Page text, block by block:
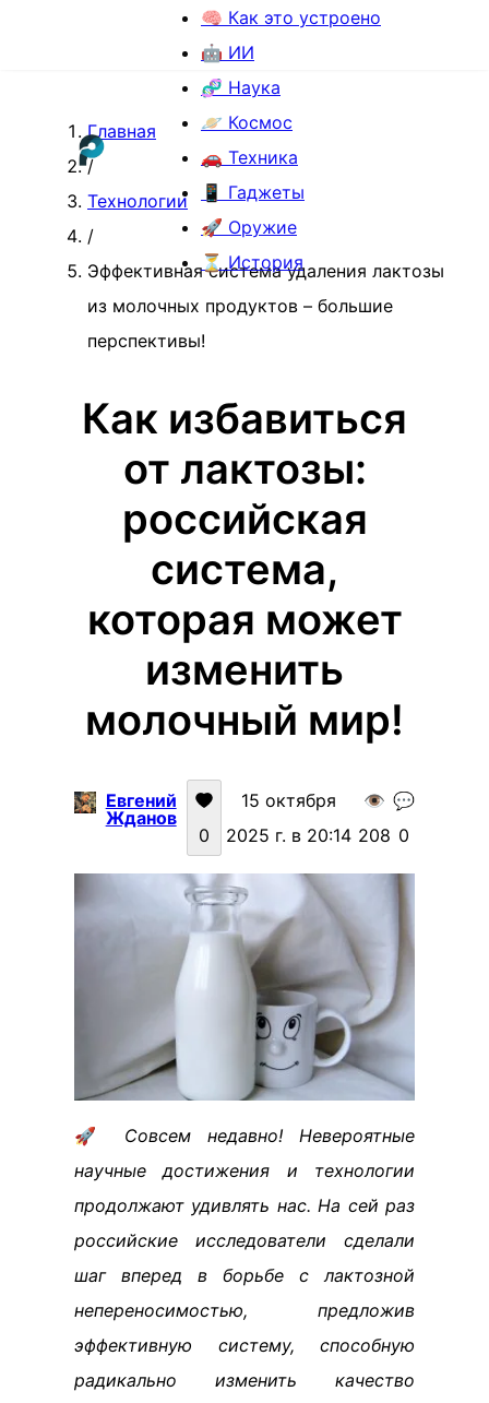
🧠 Как это устроено
🤖 ИИ
🧬 Наука
🪐 Космос
🚗 Техника
📱 Гаджеты
🚀 Оружие
⏳ История
Главная
/
Технологии
/
Эффективная система удаления лактозы
из молочных продуктов – большие
перспективы!
Как избавиться
от лактозы:
российская
система,
которая может
изменить
молочный мир!
Евгений
Жданов
0
15 октября
2025 г. в 20:14
👁️
208
💬
0
🚀 Совсем недавно! Невероятные
научные достижения и технологии
продолжают удивлять нас. На сей раз
российские исследователи сделали
шаг вперед в борьбе с лактозной
непереносимостью, предложив
эффективную систему, способную
радикально изменить качество